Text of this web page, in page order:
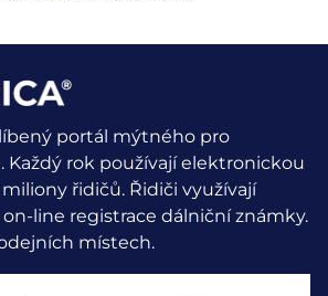
portál mýtného pro
Každý rok používají elektronickou
řidičů. Řidiči využívají
line registrace dálniční známky.
místech.